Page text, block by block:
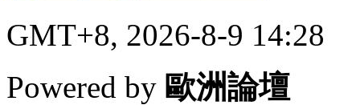
GMT+8, 2026-8-9 14:28
Powered by 歐洲論壇